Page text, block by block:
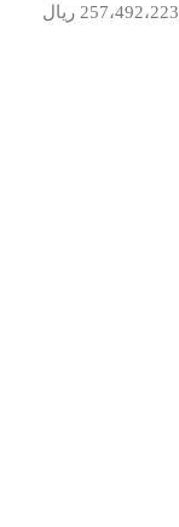
257،492،223 ریال